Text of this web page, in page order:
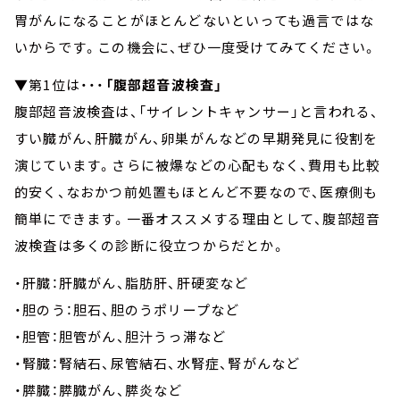
胃がんになることがほとんどないといっても過言ではな
いからです。この機会に、ぜひ一度受けてみてください。
▼第1位は・・・ 「腹部超音波検査」
腹部超音波検査は、「サイレントキャンサー」と言われる、
すい臓がん、肝臓がん、卵巣がんなどの早期発見に役割を
演じています。さらに被爆などの心配もなく、費用も比較
的安く、なおかつ前処置もほとんど不要なので、医療側も
簡単にできます。一番オススメする理由として、腹部超音
波検査は多くの診断に役立つからだとか。
・肝臓：肝臓がん、脂肪肝、肝硬変など
・胆のう：胆石、胆のうポリープなど
・胆管：胆管がん、胆汁うっ滞など
・腎臓：腎結石、尿管結石、水腎症、腎がんなど
・膵臓：膵臓がん、膵炎など